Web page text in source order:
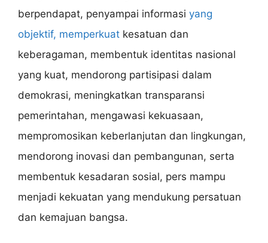
berpendapat, penyampai informasi yang
objektif, memperkuat kesatuan dan
keberagaman, membentuk identitas nasional
yang kuat, mendorong partisipasi dalam
demokrasi, meningkatkan transparansi
pemerintahan, mengawasi kekuasaan,
mempromosikan keberlanjutan dan lingkungan,
mendorong inovasi dan pembangunan, serta
membentuk kesadaran sosial, pers mampu
menjadi kekuatan yang mendukung persatuan
dan kemajuan bangsa.